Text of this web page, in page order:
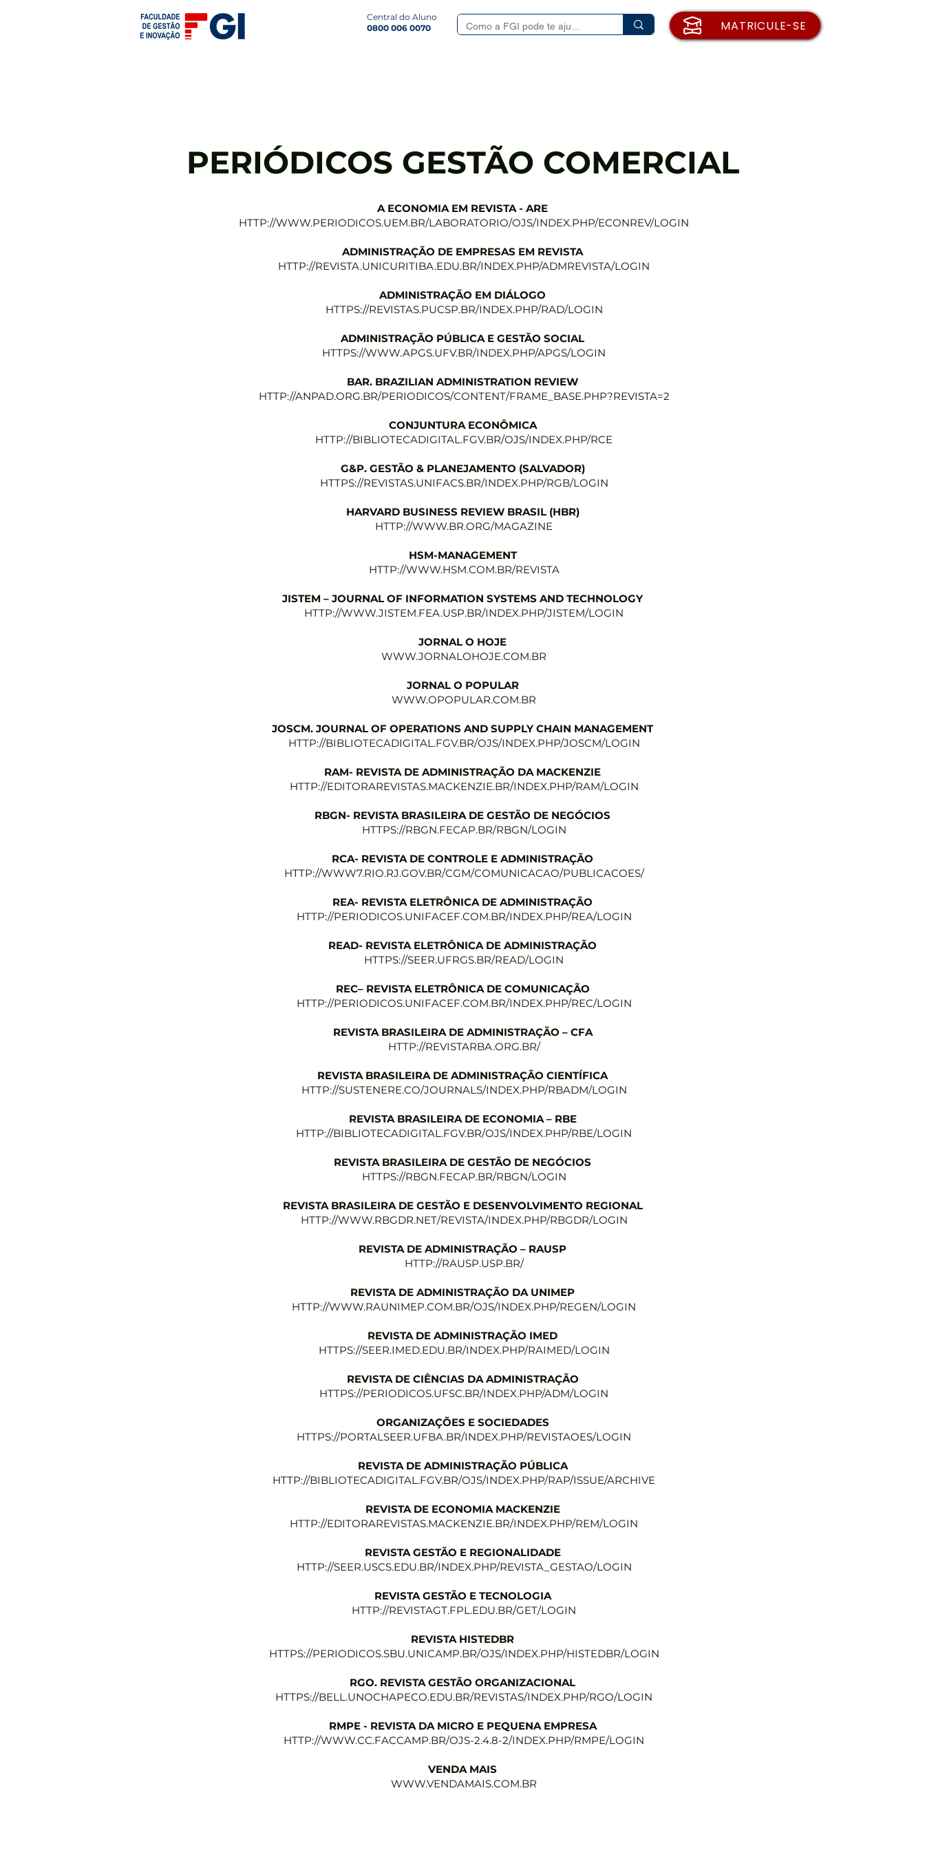
Central do Aluno
0800 006 0070
MATRICULE-SE
PERIÓDICOS GESTÃO COMERCIAL
A ECONOMIA EM REVISTA - ARE
HTTP://WWW.PERIODICOS.UEM.BR/LABORATORIO/OJS/INDEX.PHP/ECONREV/LOGIN
ADMINISTRAÇÃO DE EMPRESAS EM REVISTA
HTTP://REVISTA.UNICURITIBA.EDU.BR/INDEX.PHP/ADMREVISTA/LOGIN
ADMINISTRAÇÃO EM DIÁLOGO
HTTPS://REVISTAS.PUCSP.BR/INDEX.PHP/RAD/LOGIN
ADMINISTRAÇÃO PÚBLICA E GESTÃO SOCIAL
HTTPS://WWW.APGS.UFV.BR/INDEX.PHP/APGS/LOGIN
BAR. BRAZILIAN ADMINISTRATION REVIEW
HTTP://ANPAD.ORG.BR/PERIODICOS/CONTENT/FRAME_BASE.PHP?REVISTA=2
CONJUNTURA ECONÔMICA
HTTP://BIBLIOTECADIGITAL.FGV.BR/OJS/INDEX.PHP/RCE
G&P. GESTÃO & PLANEJAMENTO (SALVADOR)
HTTPS://REVISTAS.UNIFACS.BR/INDEX.PHP/RGB/LOGIN
HARVARD BUSINESS REVIEW BRASIL (HBR)
HTTP://WWW.BR.ORG/MAGAZINE
HSM-MANAGEMENT
HTTP://WWW.HSM.COM.BR/REVISTA
JISTEM – JOURNAL OF INFORMATION SYSTEMS AND TECHNOLOGY
HTTP://WWW.JISTEM.FEA.USP.BR/INDEX.PHP/JISTEM/LOGIN
JORNAL O HOJE
WWW.JORNALOHOJE.COM.BR
JORNAL O POPULAR
WWW.OPOPULAR.COM.BR
JOSCM. JOURNAL OF OPERATIONS AND SUPPLY CHAIN MANAGEMENT
HTTP://BIBLIOTECADIGITAL.FGV.BR/OJS/INDEX.PHP/JOSCM/LOGIN
RAM- REVISTA DE ADMINISTRAÇÃO DA MACKENZIE
HTTP://EDITORAREVISTAS.MACKENZIE.BR/INDEX.PHP/RAM/LOGIN
RBGN- REVISTA BRASILEIRA DE GESTÃO DE NEGÓCIOS
HTTPS://RBGN.FECAP.BR/RBGN/LOGIN
RCA- REVISTA DE CONTROLE E ADMINISTRAÇÃO
HTTP://WWW7.RIO.RJ.GOV.BR/CGM/COMUNICACAO/PUBLICACOES/
REA- REVISTA ELETRÔNICA DE ADMINISTRAÇÃO
HTTP://PERIODICOS.UNIFACEF.COM.BR/INDEX.PHP/REA/LOGIN
READ- REVISTA ELETRÔNICA DE ADMINISTRAÇÃO
HTTPS://SEER.UFRGS.BR/READ/LOGIN
REC– REVISTA ELETRÔNICA DE COMUNICAÇÃO
HTTP://PERIODICOS.UNIFACEF.COM.BR/INDEX.PHP/REC/LOGIN
REVISTA BRASILEIRA DE ADMINISTRAÇÃO – CFA
HTTP://REVISTARBA.ORG.BR/
REVISTA BRASILEIRA DE ADMINISTRAÇÃO CIENTÍFICA
HTTP://SUSTENERE.CO/JOURNALS/INDEX.PHP/RBADM/LOGIN
REVISTA BRASILEIRA DE ECONOMIA – RBE
HTTP://BIBLIOTECADIGITAL.FGV.BR/OJS/INDEX.PHP/RBE/LOGIN
REVISTA BRASILEIRA DE GESTÃO DE NEGÓCIOS
HTTPS://RBGN.FECAP.BR/RBGN/LOGIN
REVISTA BRASILEIRA DE GESTÃO E DESENVOLVIMENTO REGIONAL
HTTP://WWW.RBGDR.NET/REVISTA/INDEX.PHP/RBGDR/LOGIN
REVISTA DE ADMINISTRAÇÃO – RAUSP
HTTP://RAUSP.USP.BR/
REVISTA DE ADMINISTRAÇÃO DA UNIMEP
HTTP://WWW.RAUNIMEP.COM.BR/OJS/INDEX.PHP/REGEN/LOGIN
REVISTA DE ADMINISTRAÇÃO IMED
HTTPS://SEER.IMED.EDU.BR/INDEX.PHP/RAIMED/LOGIN
REVISTA DE CIÊNCIAS DA ADMINISTRAÇÃO
HTTPS://PERIODICOS.UFSC.BR/INDEX.PHP/ADM/LOGIN
ORGANIZAÇÕES E SOCIEDADES
HTTPS://PORTALSEER.UFBA.BR/INDEX.PHP/REVISTAOES/LOGIN
REVISTA DE ADMINISTRAÇÃO PÚBLICA
HTTP://BIBLIOTECADIGITAL.FGV.BR/OJS/INDEX.PHP/RAP/ISSUE/ARCHIVE
REVISTA DE ECONOMIA MACKENZIE
HTTP://EDITORAREVISTAS.MACKENZIE.BR/INDEX.PHP/REM/LOGIN
REVISTA GESTÃO E REGIONALIDADE
HTTP://SEER.USCS.EDU.BR/INDEX.PHP/REVISTA_GESTAO/LOGIN
REVISTA GESTÃO E TECNOLOGIA
HTTP://REVISTAGT.FPL.EDU.BR/GET/LOGIN
REVISTA HISTEDBR
HTTPS://PERIODICOS.SBU.UNICAMP.BR/OJS/INDEX.PHP/HISTEDBR/LOGIN
RGO. REVISTA GESTÃO ORGANIZACIONAL
HTTPS://BELL.UNOCHAPECO.EDU.BR/REVISTAS/INDEX.PHP/RGO/LOGIN
RMPE - REVISTA DA MICRO E PEQUENA EMPRESA
HTTP://WWW.CC.FACCAMP.BR/OJS-2.4.8-2/INDEX.PHP/RMPE/LOGIN
VENDA MAIS
WWW.VENDAMAIS.COM.BR